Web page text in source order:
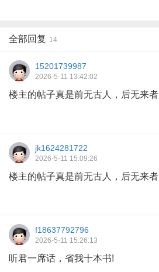
全部回复 14
15201739987
2026-5-11 13:42:02
楼主的帖子真是前无古人，后无来者
jk1624281722
2026-5-11 15:09:26
楼主的帖子真是前无古人，后无来者
f18637792796
2026-5-11 15:26:13
听君一席话，省我十本书!